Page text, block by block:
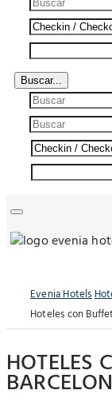
Buscar...
Evenia Hotels
Hoteles con
HOTELES